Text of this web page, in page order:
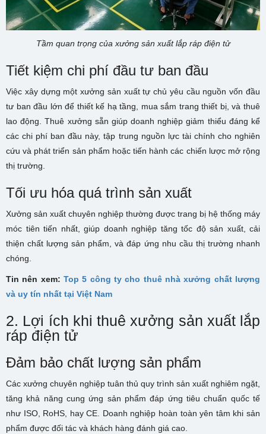
Tầm quan trọng của xưởng sản xuất lắp ráp điện tử
Tiết kiệm chi phí đầu tư ban đầu
Việc xây dựng một xưởng sản xuất tự chủ yêu cầu nguồn vốn đầu
tư ban đầu lớn để thiết kế hạ tầng, mua sắm trang thiết bị, và thuê
lao động. Thuê xưởng sẵn giúp doanh nghiệp giảm thiểu đáng kể
các chi phí ban đầu này, tập trung nguồn lực tài chính cho nghiên
cứu và phát triển sản phẩm hoặc tiến hành các chiến lược mở rộng
thị trường.
Tối ưu hóa quá trình sản xuất
Xưởng sản xuất chuyên nghiệp thường được trang bị hệ thống máy
móc tiên tiến nhất, giúp doanh nghiệp tăng tốc độ sản xuất, cải
thiện chất lượng sản phẩm, và đáp ứng nhu cầu thị trường nhanh
chóng.
Tin nên xem: Top 5 công ty cho thuê nhà xưởng chất lượng
và uy tín nhất tại Việt Nam
2. Lợi ích khi thuê xưởng sản xuất lắp
ráp điện tử
Đảm bảo chất lượng sản phẩm
Các xưởng chuyên nghiệp tuân thủ quy trình sản xuất nghiêm ngặt,
tăng khả năng cung ứng sản phẩm đáp ứng tiêu chuẩn quốc tế
như ISO, RoHS, hay CE. Doanh nghiệp hoàn toàn yên tâm khi sản
phẩm được đối tác và khách hàng đánh giá cao.